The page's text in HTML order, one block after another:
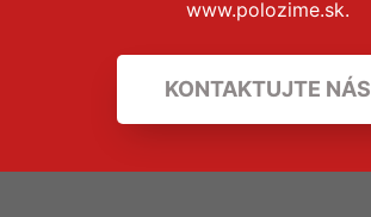
www.polozime.sk.
KONTAKTUJTE NÁS